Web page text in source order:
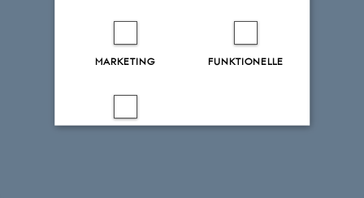
MARKETING FUNKTIONELLE